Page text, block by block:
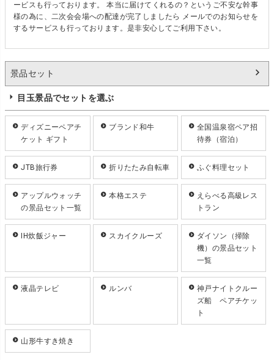
ービスも行っております。 本当に届けてくれるの？というご不安な幹事
様の為に、二次会会場への配達が完了しましたら メールでのお知らせを
するサービスも行っております。是非安心してご利用下さい。
景品セット
目玉景品でセットを選ぶ
ディズニーペアチ
ケット ギフト
ブランド和牛
全国温泉宿ペア招
待券（宿泊）
JTB旅行券 折りたたみ自転車 ふぐ料理セット
アップルウォッチ
の景品セット一覧
本格エステ
えらべる高級レス
トラン
IH炊飯ジャー スカイクルーズ
ダイソン（掃除
機）の景品セット
一覧
液晶テレビ ルンバ
神戸ナイトクルー
ズ船 ペアチケッ
ト
山形牛すき焼き